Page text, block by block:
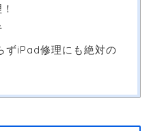
ずiPad修理にも絶対の